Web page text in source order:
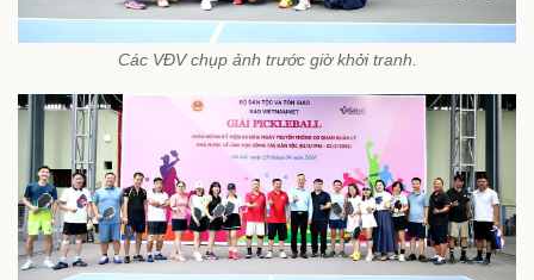
Các VĐV chụp ảnh trước giờ khởi tranh.